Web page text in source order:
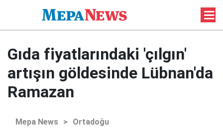
Gıda fiyatlarındaki 'çılgın'
artışın göldesinde Lübnan'da
Ramazan
Mepa News > Ortadoğu